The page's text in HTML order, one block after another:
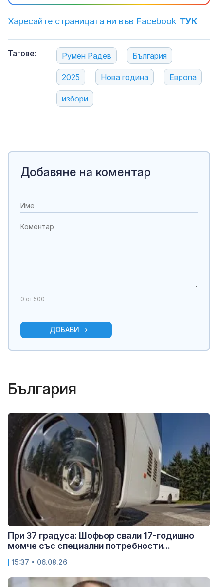
Харесайте страницата ни във Facebook ТУК
Тагове: Румен Радев България
2025 Нова година Европа
избори
Добавяне на коментар
0 от 500
ДОБАВИ
България
При 37 градуса: Шофьор свали 17-годишно
момче със специални потребности...
15:37 • 06.08.26